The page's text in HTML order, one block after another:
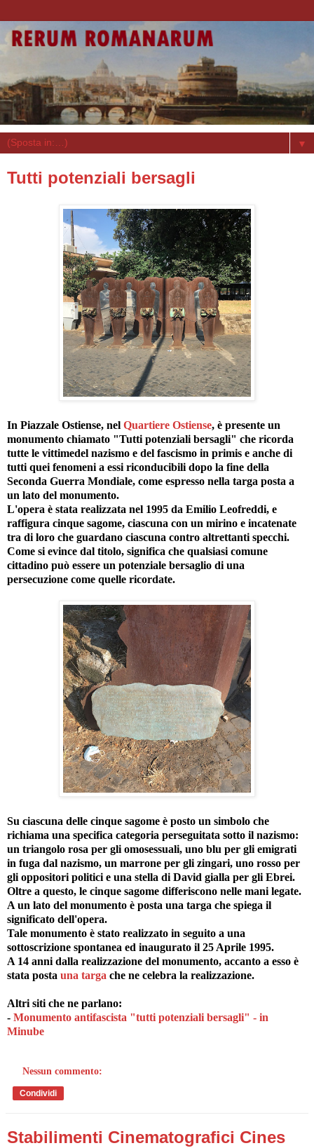
▼
Tutti potenziali bersagli
In Piazzale Ostiense, nel Quartiere Ostiense, è presente un
monumento chiamato "Tutti potenziali bersagli" che ricorda
tutte le vittimedel nazismo e del fascismo in primis e anche di
tutti quei fenomeni a essi riconducibili dopo la fine della
Seconda Guerra Mondiale, come espresso nella targa posta a
un lato del monumento.
L'opera è stata realizzata nel 1995 da Emilio Leofreddi, e
raffigura cinque sagome, ciascuna con un mirino e incatenate
tra di loro che guardano ciascuna contro altrettanti specchi.
Come si evince dal titolo, significa che qualsiasi comune
cittadino può essere un potenziale bersaglio di una
persecuzione come quelle ricordate.
Su ciascuna delle cinque sagome è posto un simbolo che
richiama una specifica categoria perseguitata sotto il nazismo:
un triangolo rosa per gli omosessuali, uno blu per gli emigrati
in fuga dal nazismo, un marrone per gli zingari, uno rosso per
gli oppositori politici e una stella di David gialla per gli Ebrei.
Oltre a questo, le cinque sagome differiscono nelle mani legate.
A un lato del monumento è posta una targa che spiega il
significato dell'opera.
Tale monumento è stato realizzato in seguito a una
sottoscrizione spontanea ed inaugurato il 25 Aprile 1995.
A 14 anni dalla realizzazione del monumento, accanto a esso è
stata posta una targa che ne celebra la realizzazione.
Altri siti che ne parlano:
- Monumento antifascista "tutti potenziali bersagli" - in
Minube
Nessun commento:
Condividi
Stabilimenti Cinematografici Cines